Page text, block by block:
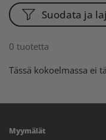
0 tuotetta
Suodata ja
Tässä kokoelmassa ei
Myymälät